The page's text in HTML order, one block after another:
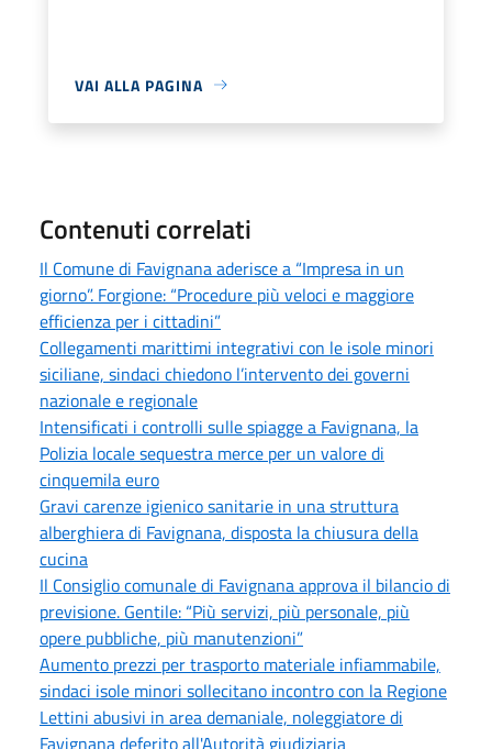
VAI ALLA PAGINA
Contenuti correlati
Il Comune di Favignana aderisce a “Impresa in un
giorno”. Forgione: “Procedure più veloci e maggiore
efficienza per i cittadini”
Collegamenti marittimi integrativi con le isole minori
siciliane, sindaci chiedono l’intervento dei governi
nazionale e regionale
Intensificati i controlli sulle spiagge a Favignana, la
Polizia locale sequestra merce per un valore di
cinquemila euro
Gravi carenze igienico sanitarie in una struttura
alberghiera di Favignana, disposta la chiusura della
cucina
Il Consiglio comunale di Favignana approva il bilancio di
previsione. Gentile: “Più servizi, più personale, più
opere pubbliche, più manutenzioni”
Aumento prezzi per trasporto materiale infiammabile,
sindaci isole minori sollecitano incontro con la Regione
Lettini abusivi in area demaniale, noleggiatore di
Favignana deferito all'Autorità giudiziaria